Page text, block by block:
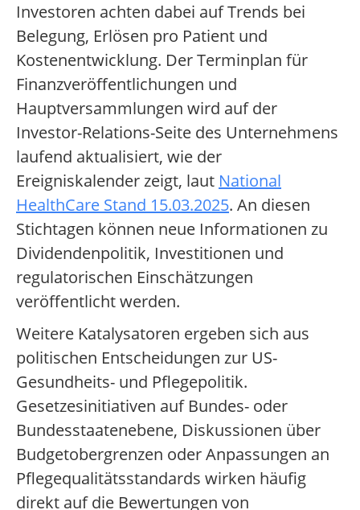
Investoren achten dabei auf Trends bei
Belegung, Erlösen pro Patient und
Kostenentwicklung. Der Terminplan für
Finanzveröffentlichungen und
Hauptversammlungen wird auf der
Investor-Relations-Seite des Unternehmens
laufend aktualisiert, wie der
Ereigniskalender zeigt, laut National
HealthCare Stand 15.03.2025. An diesen
Stichtagen können neue Informationen zu
Dividendenpolitik, Investitionen und
regulatorischen Einschätzungen
veröffentlicht werden.
Weitere Katalysatoren ergeben sich aus
politischen Entscheidungen zur US-
Gesundheits- und Pflegepolitik.
Gesetzesinitiativen auf Bundes- oder
Bundesstaatenebene, Diskussionen über
Budgetobergrenzen oder Anpassungen an
Pflegequalitätsstandards wirken häufig
direkt auf die Bewertungen von